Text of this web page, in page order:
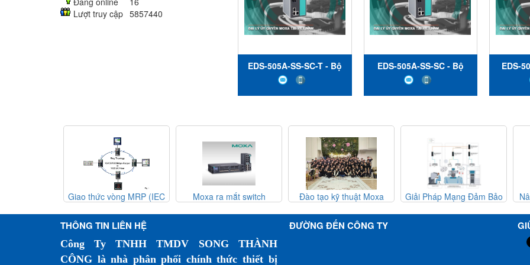
Lượt truy cập 5857440
EDS-505A-SS-SC-T - Bộ
chuyển mạch Ethernet
có quản lý với 3 cổng
100BaseFX với đầu nối
SC - Nhiệt độ hoạt động
từ -40 đến 75 ° C - Moxa
Việt Nam
EDS-505A-SS-SC - Bộ
chuyển mạch Ethernet
có quản lý với 3 cổng
100BaseFX với đầu nối
SC - Nhiệt độ hoạt động
từ 0 đến 60 ° C - Moxa
Việt Nam
EDS-
có
ST -
từ 0
thức vòng MRP (IEC
mạng công nghiệp
Moxa ra mắt switch
MRX-Q/G4064 và EDS-
4000/G4000
Đào tạo kỹ thuật Moxa
Giải Pháp Mạng Đảm Bảo
Thống Phẫu Thuật Robot
Nâng Cao An Toàn
Hiện Chim Đáng Tin Cậy
THÔNG TIN LIÊN HỆ
Công Ty TNHH TMDV SONG THÀNH
CÔNG là nhà phân phối chính thức thiết bị
ĐƯỜNG ĐẾN CÔNG TY